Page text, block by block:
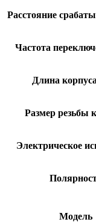
Расстояние
Частота
Длина
Размер резьбы
Электрическое
Модель